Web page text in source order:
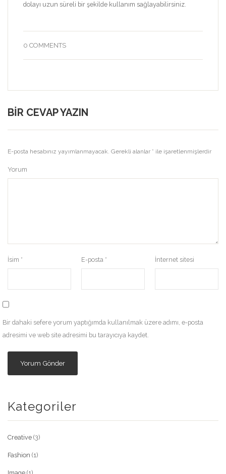
dolayı uzun süreli bir şekilde kullanım sağlayabilirsiniz.
0 COMMENTS
BIR CEVAP YAZIN
E-posta hesabınız yayımlanmayacak. Gerekli alanlar * ile işaretlenmişlerdir
Yorum
İsim * E-posta * İnternet sitesi
Bir dahaki sefere yorum yaptığımda kullanılmak üzere adımı, e-posta
adresimi ve web site adresimi bu tarayıcıya kaydet.
Kategoriler
Creative (3)
Fashion (1)